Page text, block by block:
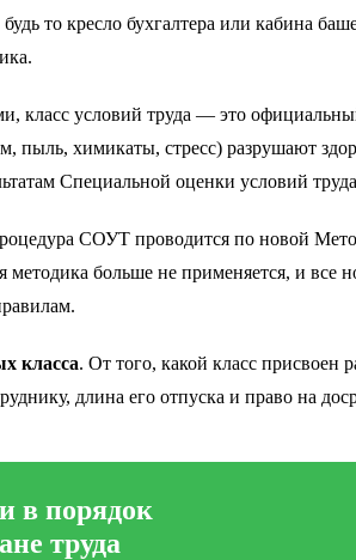
то кресло бухгалтера или кабина
класс условий труда — это
пыль, химикаты, стресс) разрушают
Специальной оценки условий
СОУТ проводится по новой
больше не применяется, и все
класса. От того, какой класс присвоен
длина его отпуска и право на
в порядок
труда